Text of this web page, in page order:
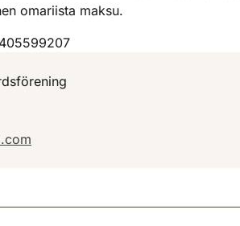
omariista maksu.